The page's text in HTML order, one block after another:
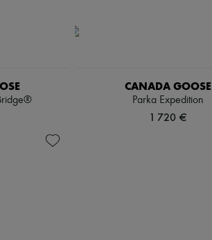
CANADA GOOSE
Parka Expedition
1 720 €